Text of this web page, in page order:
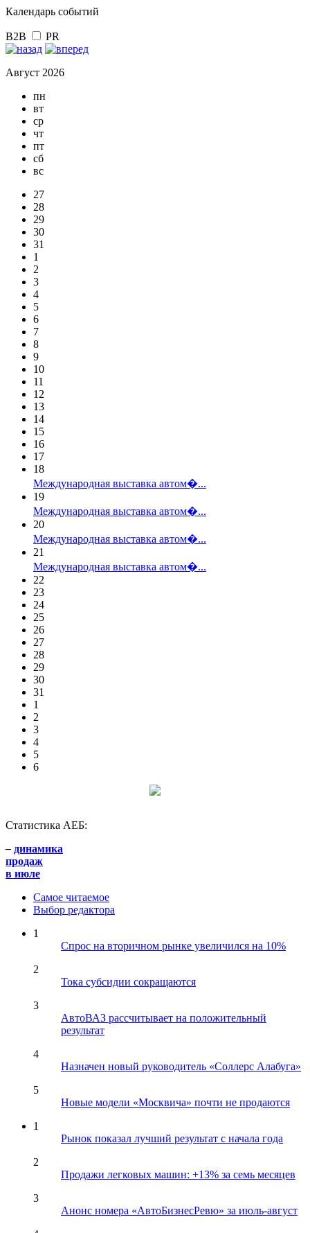
Календарь событий
B2B PR
Август 2026
пн
вт
ср
чт
пт
сб
вс
27
28
29
30
31
1
2
3
4
5
6
7
8
9
10
11
12
13
14
15
16
17
18
Международная выставка автом�...
19
Международная выставка автом�...
20
Международная выставка автом�...
21
Международная выставка автом�...
22
23
24
25
26
27
28
29
30
31
1
2
3
4
5
6
Статистика АЕБ:
– динамика
продаж
в июле
Самое читаемое
Выбор редактора
1
Спрос на вторичном рынке увеличился на 10%
2
Тока субсидии сокращаются
3
АвтоВАЗ рассчитывает на положительный
результат
4
Назначен новый руководитель «Соллерс Алабуга»
5
Новые модели «Москвича» почти не продаются
1
Рынок показал лучший результат с начала года
2
Продажи легковых машин: +13% за семь месяцев
3
Анонс номера «АвтоБизнесРевю» за июль-август